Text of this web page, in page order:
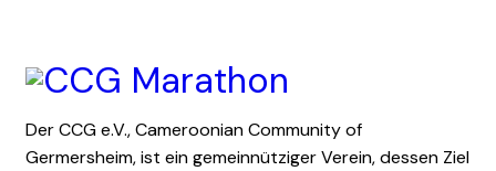
Der CCG e.V., Cameroonian Community of
Germersheim, ist ein gemeinnütziger Verein, dessen Ziel